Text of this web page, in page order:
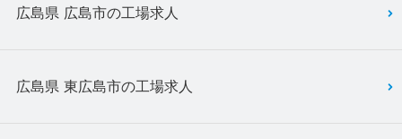
広島県 広島市の工場求人
広島県 東広島市の工場求人